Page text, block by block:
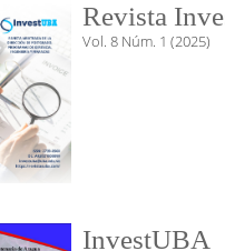
Revista
Vol. 8 Núm. 1 (2025)
InvestUBA